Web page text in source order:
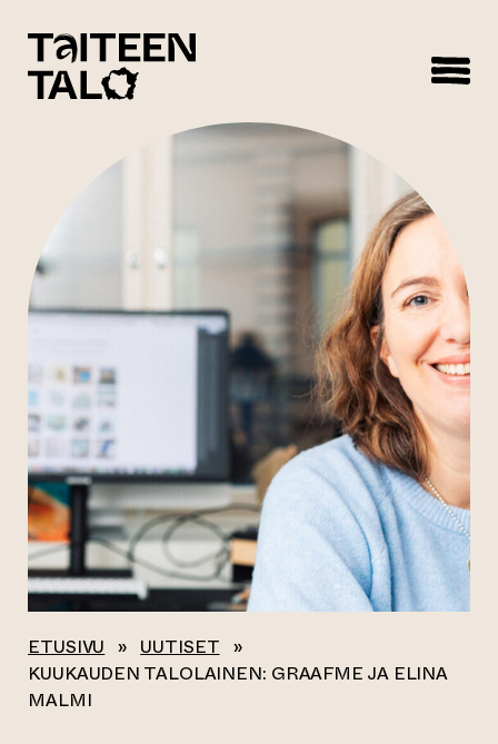
ETUSIVU » UUTISET »
KUUKAUDEN TALOLAINEN: GRAAFME JA ELINA
MALMI